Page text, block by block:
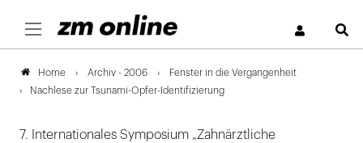
Home Archiv - 2006
Fenster in die Vergangenheit
Nachlese zur Tsunami-Opfer-Identifizierung
7. Internationales Symposium „Zahnärztliche